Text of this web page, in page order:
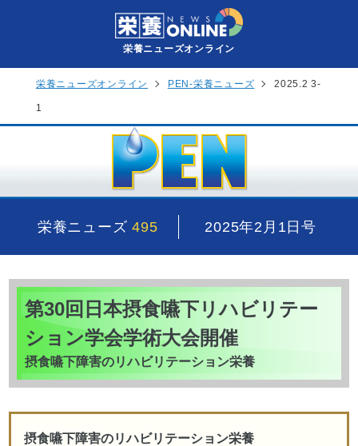
栄養ニューズオンライン
栄養ニューズオンライン PEN-栄養ニューズ 2025.2 3-
1
栄養ニューズ 495 2025年2月1日号
第30回日本摂食嚥下リハビリテー
ション学会学術大会開催
摂食嚥下障害のリハビリテーション栄養
摂食嚥下障害のリハビリテーション栄養